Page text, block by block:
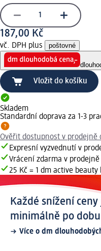
187,00 Kč
vč. DPH plus poštovné
Vložit do košíku
Skladem
Standardní doprava za 1-3
Ověřit dostupnost v prodejně
Expresní vyzvednutí v
Vrácení zdarma v prodejně
25 Kč = 1 dm active beauty
Každé snížení
minimálně po
Více o dm